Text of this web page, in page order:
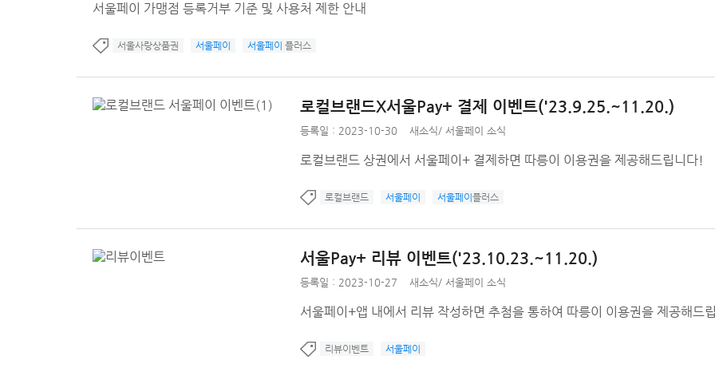
서울페이 가맹점 등록거부 기준 및 사용처 제한 안내
서울사랑상품권 서울페이 서울페이 플러스
로컬브랜드X서울Pay+ 결제 이벤트('23.9.25.~11.20.)
등록일 : 2023-10-30 새소식/ 서울페이 소식
로컬브랜드 상권에서 서울페이+ 결제하면 따릉이 이용권을 제공해드립니다!
로컬브랜드 서울페이 서울페이 플러스
서울Pay+ 리뷰 이벤트('23.10.23.~11.20.)
등록일 : 2023-10-27 새소식/ 서울페이 소식
서울페이+앱 내에서 리뷰 작성하면 추첨을 통하여 따릉이 이용권을 제공해드
리뷰이벤트 서울페이